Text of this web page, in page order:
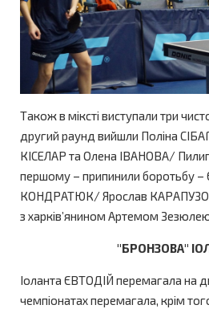
Також в міксті виступали три
другий раунд вийшли Поліна
КІСЕЛАР та Олена ІВАНОВА/
першому – припинили боротьбу –
КОНДРАТЮК/ Ярослав
з харків’янином Артемом
"БРОНЗОВА"
Іоланта ЄВТОДІЙ перемагала на
чемпіонатах перемагала, крім